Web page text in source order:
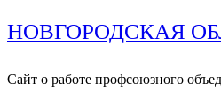
НОВГОРОДСКАЯ
Сайт о работе профсоюзного